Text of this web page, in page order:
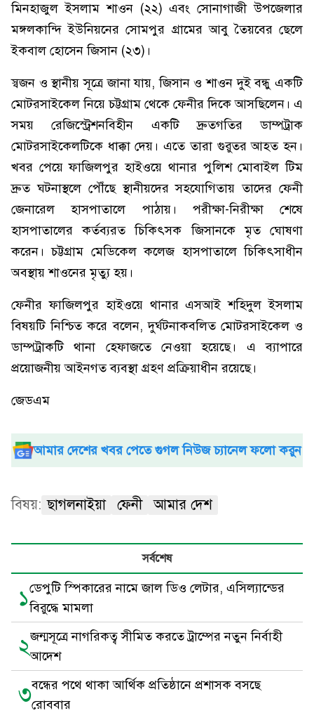
মিনহাজুল ইসলাম শাওন (২২) এবং সোনাগাজী উপজেলার
মঙ্গলকান্দি ইউনিয়নের সোমপুর গ্রামের আবু তৈয়বের ছেলে
ইকবাল হোসেন জিসান (২৩)।
স্বজন ও স্থানীয় সূত্রে জানা যায়, জিসান ও শাওন দুই বন্ধু একটি
মোটরসাইকেল নিয়ে চট্টগ্রাম থেকে ফেনীর দিকে আসছিলেন। এ
সময় রেজিস্ট্রেশনবিহীন একটি দ্রুতগতির ডাম্পট্রাক
মোটরসাইকেলটিকে ধাক্কা দেয়। এতে তারা গুরুতর আহত হন।
খবর পেয়ে ফাজিলপুর হাইওয়ে থানার পুলিশ মোবাইল টিম
দ্রুত ঘটনাস্থলে পৌঁছে স্থানীয়দের সহযোগিতায় তাদের ফেনী
জেনারেল হাসপাতালে পাঠায়। পরীক্ষা-নিরীক্ষা শেষে
হাসপাতালের কর্তব্যরত চিকিৎসক জিসানকে মৃত ঘোষণা
করেন। চট্টগ্রাম মেডিকেল কলেজ হাসপাতালে চিকিৎসাধীন
অবস্থায় শাওনের মৃত্যু হয়।
ফেনীর ফাজিলপুর হাইওয়ে থানার এসআই শহিদুল ইসলাম
বিষয়টি নিশ্চিত করে বলেন, দুর্ঘটনাকবলিত মোটরসাইকেল ও
ডাম্পট্রাকটি থানা হেফাজতে নেওয়া হয়েছে। এ ব্যাপারে
প্রয়োজনীয় আইনগত ব্যবস্থা গ্রহণ প্রক্রিয়াধীন রয়েছে।
জেডএম
আমার দেশের খবর পেতে গুগল নিউজ চ্যানেল ফলো করুন
বিষয়: ছাগলনাইয়া ফেনী আমার দেশ
সর্বশেষ
১ডেপুটি স্পিকারের নামে জাল ডিও লেটার, এসিল্যান্ডের
বিরুদ্ধে মামলা
২জন্মসূত্রে নাগরিকত্ব সীমিত করতে ট্রাম্পের নতুন নির্বাহী
আদেশ
৩বন্ধের পথে থাকা আর্থিক প্রতিষ্ঠানে প্রশাসক বসছে
রোববার